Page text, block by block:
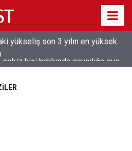
kişi hakkında savcılığa suç